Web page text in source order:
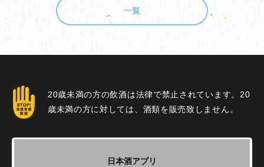
一覧
20歳未満の方の飲酒は法律で禁止されています。20
歳未満の方に対しては、酒類を販売致しません。
日本酒アプリ